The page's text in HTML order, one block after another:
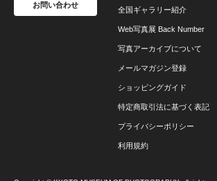
全国ギャラリー紹介
Web写真展 Back Number
写真アーカイブについて
メールマガジン登録
ショッピングガイド
特定商取引法に基づく表記
プライバシーポリシー
利用規約
お問い合わせ